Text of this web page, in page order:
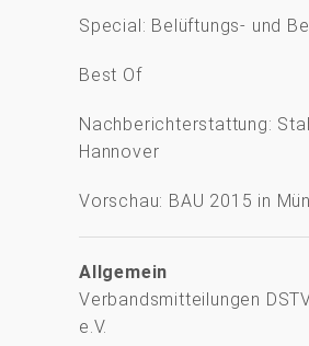
Special: Belüftungs- und
Best Of
Nachberichterstattung:
Hannover
Vorschau: BAU 2015 in
Allgemein
Verbandsmitteilungen
e.V.